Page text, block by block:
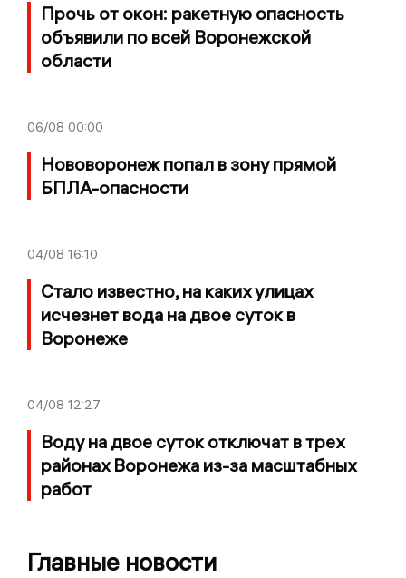
Прочь от окон: ракетную опасность
объявили по всей Воронежской
области
06/08 00:00
Нововоронеж попал в зону прямой
БПЛА-опасности
04/08 16:10
Стало известно, на каких улицах
исчезнет вода на двое суток в
Воронеже
04/08 12:27
Воду на двое суток отключат в трех
районах Воронежа из-за масштабных
работ
Главные новости